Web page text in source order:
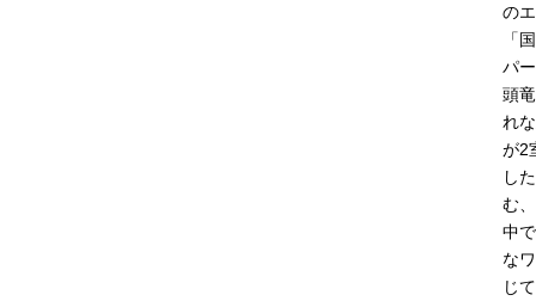
の
「
パ
頭
れ
が2
し
む
中
な
じ